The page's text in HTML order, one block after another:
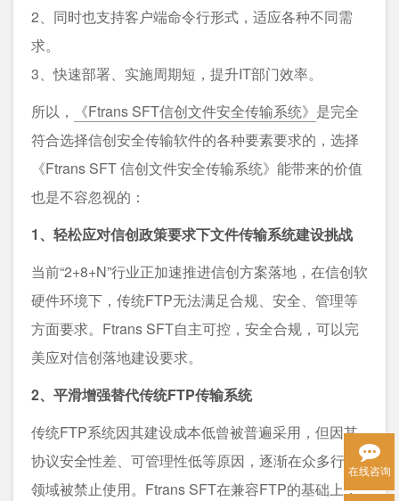
2、同时也支持客户端命令行形式，适应各种不同需
求。
3、快速部署、实施周期短，提升IT部门效率。
所以，
《Ftrans SFT信创文件安全传输系统》 是完全
符合选择信创安全传输软件的各种要素要求的，选择
《Ftrans SFT 信创文件安全传输系统》能带来的价值
也是不容忽视的：
1、轻松应对信创政策要求下文件传输系统建设挑战
当前“2+8+N”行业正加速推进信创方案落地，在信创软
硬件环境下，传统FTP无法满足合规、安全、管理等
方面要求。Ftrans SFT自主可控，安全合规，可以完
美应对信创落地建设要求。
2、平滑增强替代传统FTP传输系统
传统FTP系统因其建设成本低曾被普遍采用，但因其
协议安全性差、可管理性低等原因，逐渐在众多行业
领域被禁止使用。Ftrans SFT在兼容FTP的基础上，
在线咨询